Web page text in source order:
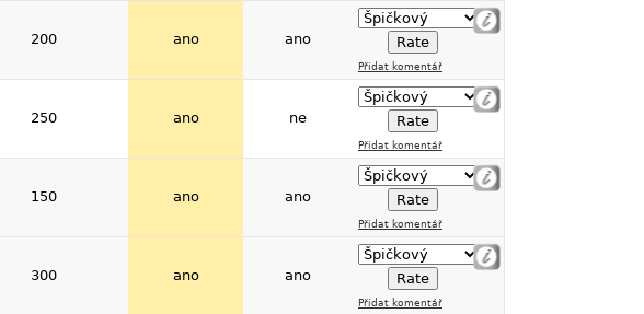
200 ano ano
Přidat komentář
250 ano ne
Přidat komentář
150 ano ano
Přidat komentář
300 ano ano
Přidat komentář